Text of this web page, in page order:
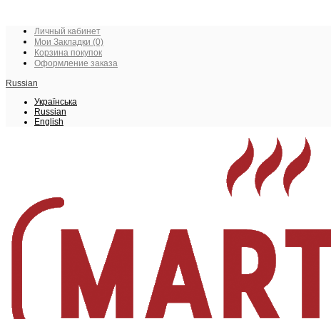
Личный кабинет
Мои Закладки (0)
Корзина покупок
Оформление заказа
Russian
Українська
Russian
English